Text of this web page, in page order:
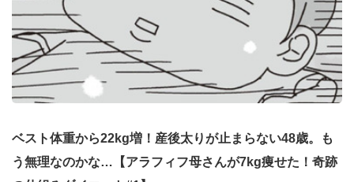
ベスト体重から22kg増！産後太りが止まらない48歳。も
う無理なのかな…【アラフィフ母さんが7kg痩せた！奇跡